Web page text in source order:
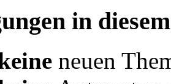
in
neuen